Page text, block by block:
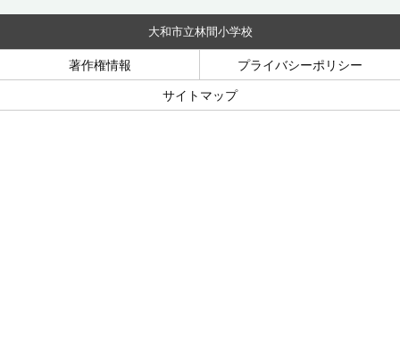
大和市立林間小学校
著作権情報 プライバシーポリシー
サイトマップ